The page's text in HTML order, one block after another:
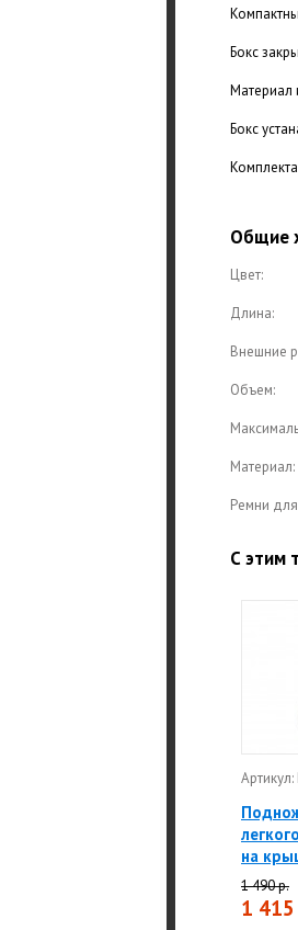
Бокс
Материал
Бокс
Общие
Цвет:
Длина:
Внешние
Объем:
Материал:
Ремни
С этим
на
1 490 р.
1 415